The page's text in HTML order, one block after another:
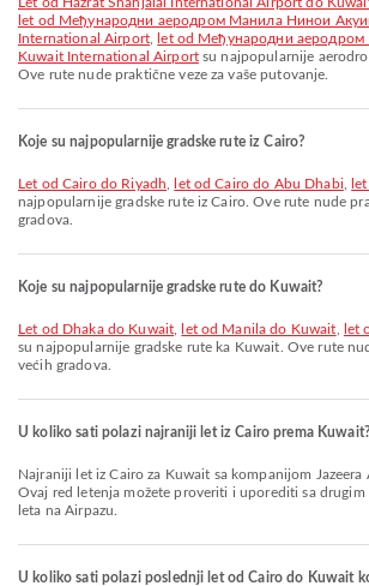
let od Међународни аеродром Манила Нинои
International Airport,
let od Међународни аеродром
Kuwait International Airportsu najpopularnije
Ove rute nude praktične veze za vaše putovanje.
Koje su najpopularnije gradske rute iz Cairo?
let od Cairo do Riyadh let od Cairo do Abu Dhabi
najpopularnije gradske rute iz Cairo. Ove rute nude
gradova.
Koje su najpopularnije gradske rute do Kuwait?
let od Dhaka do Kuwait let od Manila do Kuwait
let
su najpopularnije gradske rute ka Kuwait. Ove rute
većih gradova.
U koliko sati polazi najraniji let iz Cairo prema Kuwait?
Najraniji let iz Cairo za Kuwait sa kompanijom Jazeera Airways polazi u 01:25.
Ovaj red letenja možete proveriti i uporediti sa
leta na Airpazu.
U koliko sati polazi poslednji let od Cairo do Kuwait